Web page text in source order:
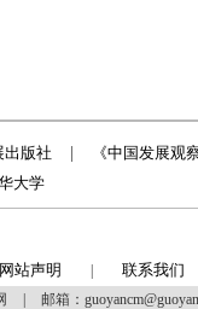
出版社
《中国发展观
大学
网站声明 联系我们
邮箱：